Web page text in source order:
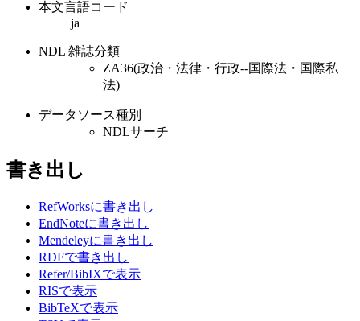
本文言語コード
ja
NDL 雑誌分類
ZA36(政治・法律・行政--国際法・国際私
法)
データソース種別
NDLサーチ
書き出し
RefWorksに書き出し
EndNoteに書き出し
Mendeleyに書き出し
RDFで書き出し
Refer/BibIXで表示
RISで表示
BibTeXで表示